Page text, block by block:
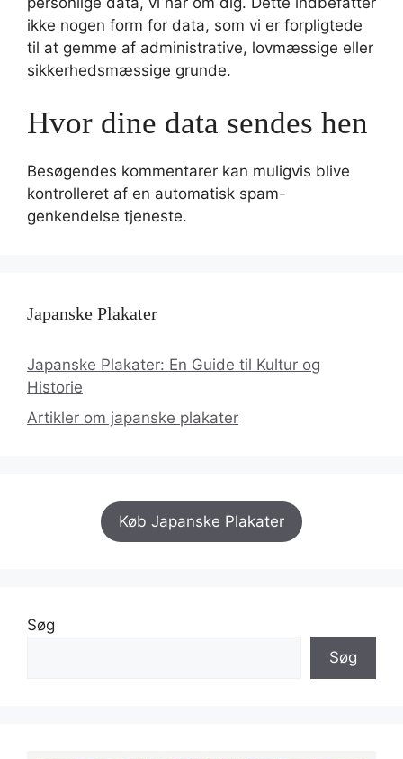
ikke nogen form for data, som vi er forpligtede
til at gemme af administrative, lovmæssige eller
sikkerhedsmæssige grunde.
Hvor dine data sendes hen
Besøgendes kommentarer kan muligvis blive
kontrolleret af en automatisk spam-
genkendelse tjeneste.
Japanske Plakater
Japanske Plakater: En Guide til Kultur og
Historie
Artikler om japanske plakater
Køb Japanske Plakater
Søg
Søg